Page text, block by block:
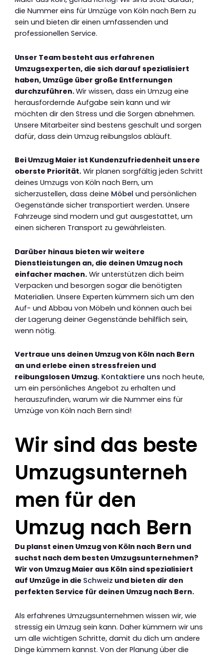
die Nummer eins für Umzüge von Köln nach Bern zu
sein und bieten dir einen umfassenden und
professionellen Service.
Unser Team besteht aus erfahrenen
Umzugsexperten, die sich darauf spezialisiert
haben, Umzüge über große Entfernungen
durchzuführen.Wir wissen, dass ein Umzug eine
herausfordernde Aufgabe sein kann und wir
möchten dir den Stress und die Sorgen abnehmen.
Unsere Mitarbeiter sind bestens geschult und sorgen
dafür, dass dein Umzug reibungslos abläuft.
Bei Umzug Maier ist Kundenzufriedenheit unsere
oberste Priorität. Wir planen sorgfältig jeden Schritt
deines Umzugs von Köln nach Bern, um
sicherzustellen, dass deine Möbel und persönlichen
Gegenstände sicher transportiert werden. Unsere
Fahrzeuge sind modern und gut ausgestattet, um
einen sicheren Transport zu gewährleisten.
Darüber hinaus bieten wir weitere
Dienstleistungen an, die deinen Umzug noch
einfacher machen. Wir unterstützen dich beim
Verpacken und besorgen sogar die benötigten
Materialien. Unsere Experten kümmern sich um den
Auf- und Abbau von Möbeln und können auch bei
der Lagerung deiner Gegenstände behilflich sein,
wenn nötig.
Vertraue uns deinen Umzug von Köln nach Bern
an und erlebe einen stressfreien und
reibungslosen Umzug. Kontaktiere uns noch heute,
um ein persönliches Angebot zu erhalten und
herauszufinden, warum wir die Nummer eins für
Umzüge von Köln nach Bern sind!
Wir sind das beste
Umzugsunterneh
men für den
Umzug nach Bern
Du planst einen Umzug von Köln nach Bern und
suchst nach dem besten Umzugsunternehmen?
Wir von Umzug Maier aus Köln sind spezialisiert
auf Umzüge in die Schweiz und bieten dir den
perfekten Service für deinen Umzug nach Bern.
Als erfahrenes Umzugsunternehmen wissen wir, wie
stressig ein Umzug sein kann. Daher kümmern wir uns
um alle wichtigen Schritte, damit du dich um andere
Dinge kümmern kannst. Von der Planung über die